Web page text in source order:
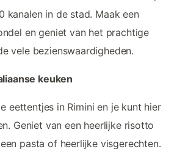
kanalen in de stad. Maak een
en geniet van het prachtige
vele bezienswaardigheden.
keuken
eettentjes in Rimini en je kunt hier
Geniet van een heerlijke risotto
pasta of heerlijke visgerechten.